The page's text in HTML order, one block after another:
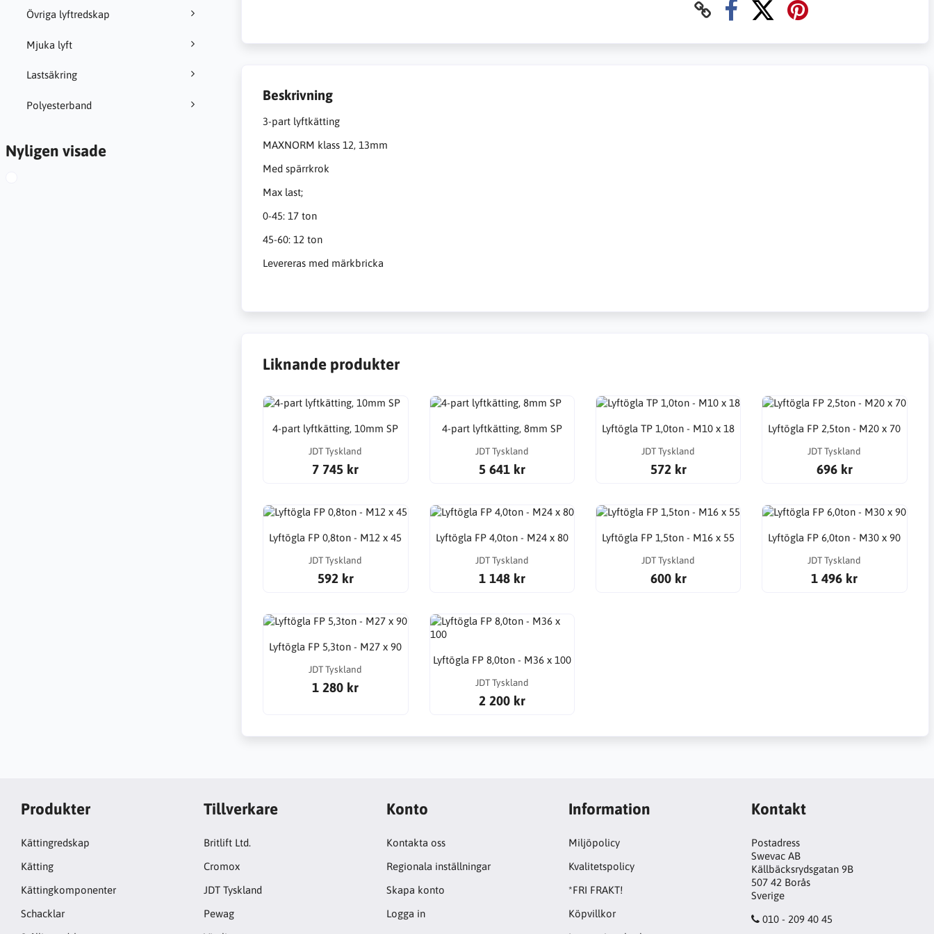
Övriga lyftredskap
Mjuka lyft
Lastsäkring
Polyesterband
Nyligen visade
Beskrivning
3-part lyftkätting
MAXNORM klass 12, 13mm
Med spärrkrok
Max last;
0-45: 17 ton
45-60: 12 ton
Levereras med märkbricka
Liknande produkter
4-part lyftkätting, 10mm SP
JDT Tyskland
7 745 kr
4-part lyftkätting, 8mm SP
JDT Tyskland
5 641 kr
Lyftögla TP 1,0ton - M10 x 18
JDT Tyskland
572 kr
Lyftögla FP 2,5ton - M20 x 70
JDT Tyskland
696 kr
Lyftögla FP 0,8ton - M12 x 45
JDT Tyskland
592 kr
Lyftögla FP 4,0ton - M24 x 80
JDT Tyskland
1 148 kr
Lyftögla FP 1,5ton - M16 x 55
JDT Tyskland
600 kr
Lyftögla FP 6,0ton - M30 x 90
JDT Tyskland
1 496 kr
Lyftögla FP 5,3ton - M27 x 90
JDT Tyskland
1 280 kr
Lyftögla FP 8,0ton - M36 x 100
JDT Tyskland
2 200 kr
Produkter
Kättingredskap
Kätting
Kättingkomponenter
Schacklar
Tillverkare
Britlift Ltd.
Cromox
JDT Tyskland
Pewag
Konto
Kontakta oss
Regionala inställningar
Skapa konto
Logga in
Information
Miljöpolicy
Kvalitetspolicy
*FRI FRAKT!
Köpvillkor
Kontakt
Postadress
Swevac AB
Källbäcksrydsgatan 9B
507 42 Borås
Sverige
010 - 209 40 45